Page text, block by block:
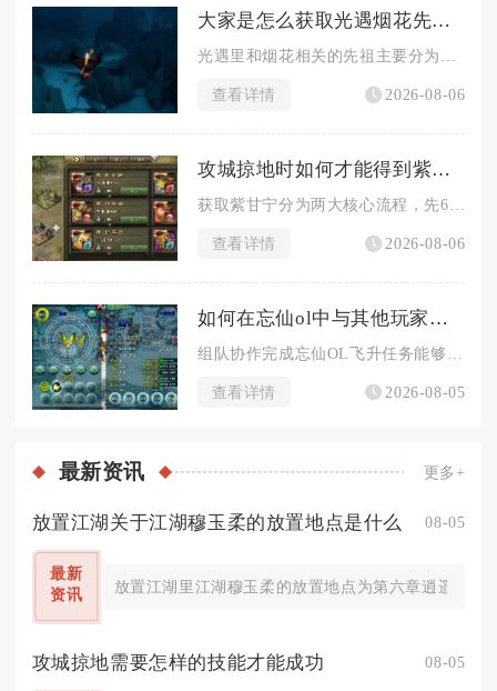
大家是怎么获取光遇烟花先祖的
查看详情 2026-08-06
攻城掠地时如何才能得到紫甘宁
查看详情 2026-08-06
如何在忘仙ol中与其他玩家共同完成飞升任务
查看详情 2026-08-05
最新资讯 更多+
放置江湖关于江湖穆玉柔的放置地点是什么 08-05
最新
资讯
放置江湖里江湖穆玉柔的放置地点为第六章逍遥林
攻城掠地需要怎样的技能才能成功 08-05